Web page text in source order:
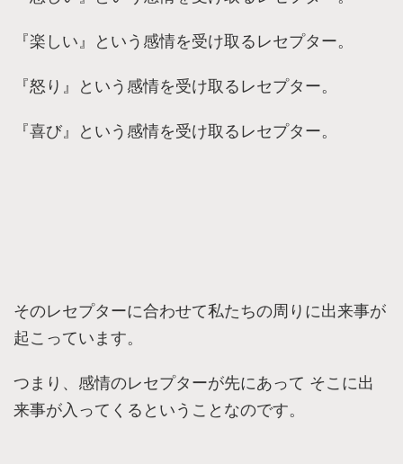
『楽しい』という感情を受け取るレセプター。
『怒り』という感情を受け取るレセプター。
『喜び』という感情を受け取るレセプター。
そのレセプターに合わせて私たちの周りに出来事が
起こっています。
つまり、感情のレセプターが先にあって そこに出
来事が入ってくるということなのです。